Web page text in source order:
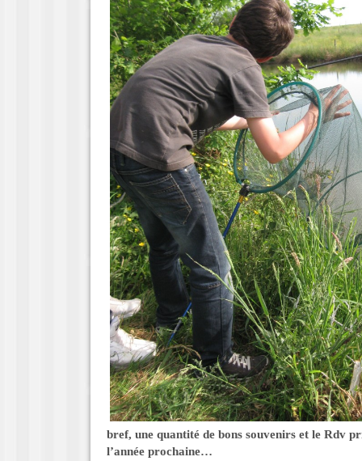
bref, une quantité de bons souvenirs et le Rdv
l’année prochaine…